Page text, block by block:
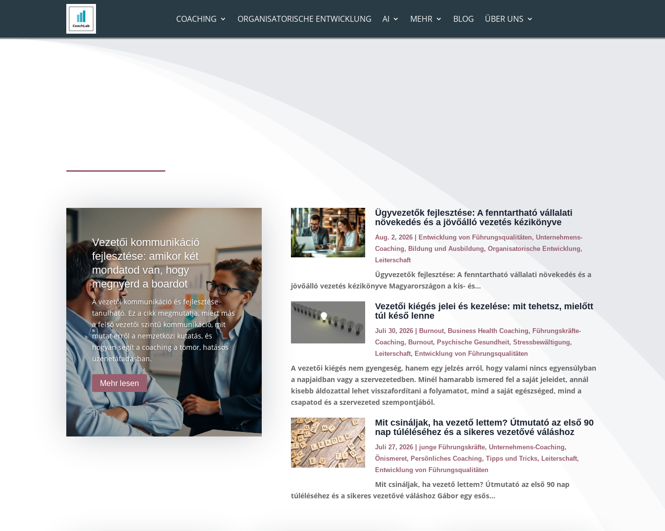
COACHING ORGANISATORISCHE ENTWICKLUNG AI MEHR BLOG ÜBER UNS
Vezetői kommunikáció
fejlesztése: amikor két
mondatod van, hogy
megnyerd a boardot
A vezetői kommunikáció és fejlesztése
tanulható. Ez a cikk megmutatja, miért más
a felső vezetői szintű kommunikáció, mit
mutat erről a nemzetközi kutatás, és
hogyan segít a coaching a tömör, hatásos
üzenetátadásban.
Mehr lesen
Ügyvezetők fejlesztése: A fenntartható vállalati
növekedés és a jövőálló vezetés kézikönyve
Aug. 2, 2026 Entwicklung von Führungsqualitäten,Unternehmens-
Coaching, Bildung und Ausbildung,Organisatorische Entwicklung,
Leiterschaft
Ügyvezetők fejlesztése: A fenntartható vállalati növekedés és a
jövőálló vezetés kézikönyve Magyarországon a kis- és...
Vezetői kiégés jelei és kezelése: mit tehetsz, mielőtt
túl késő lenne
Juli 30, 2026 Burnout, Business Health Coaching, Führungskräfte-
Coaching, Burnout, Psychische Gesundheit,Stressbewältigung,
Leiterschaft, Entwicklung von Führungsqualitäten
A vezetői kiégés nem gyengeség, hanem egy jelzés arról, hogy valami nincs egyensúlyban
a napjaidban vagy a szervezetedben. Minél hamarabb ismered fel a saját jeleidet, annál
kisebb áldozattal lehet visszafordítani a folyamatot, mind a saját egészséged, mind a
csapatod és a szervezeted szempontjából.
Mit csináljak, ha vezető lettem? Útmutató az első 90
nap túléléséhez és a sikeres vezetővé váláshoz
Juli 27, 2026 junge Führungskräfte,Unternehmens-Coaching,
Önismeret, Persönliches Coaching,Tipps und Tricks, Leiterschaft,
Entwicklung von Führungsqualitäten
Mit csináljak, ha vezető lettem? Útmutató az első 90 nap
túléléséhez és a sikeres vezetővé váláshoz Gábor egy esős...